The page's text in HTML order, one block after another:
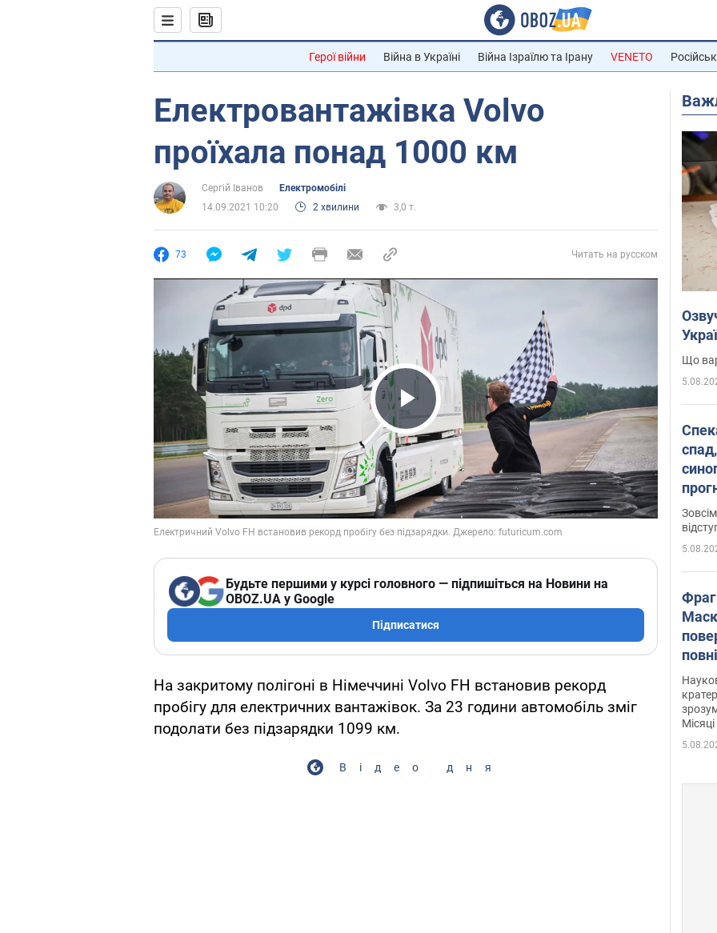
Герої війни Війна в Україні Війна Ізраїлю та Ірану VENETO
Електровантажівка Volvo
проїхала понад 1000 км
Сергій Іванов
Електромобілі
14.09.2021 10:20
2 хвилини 3,0 т.
73 Читать на русском
Play Video
Будьте першими у курсі головного — підпишіться на Новини на
OBOZ.UA у Google
Підписатися
На закритому полігоні в Німеччині Volvo FH встановив рекорд
пробігу для електричних вантажівок. За 23 години автомобіль зміг
подолати без підзарядки 1099 км.
Відео дня
Що
усе
Місяці